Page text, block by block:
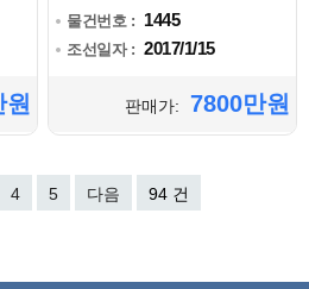
물건번호 : 1445
조선일자 : 2017/1/15
판매가: 7800만원
4 5 다음 94 건